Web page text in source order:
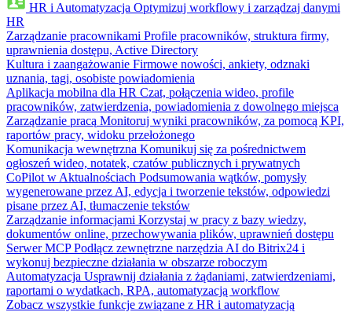
HR i Automatyzacja Optymizuj workflowy i zarządzaj danymi
HR
Zarządzanie pracownikami Profile pracowników, struktura firmy,
uprawnienia dostępu, Active Directory
Kultura i zaangażowanie Firmowe nowości, ankiety, odznaki
uznania, tagi, osobiste powiadomienia
Aplikacja mobilna dla HR Czat, połączenia wideo, profile
pracowników, zatwierdzenia, powiadomienia z dowolnego miejsca
Zarządzanie pracą Monitoruj wyniki pracowników, za pomocą KPI,
raportów pracy, widoku przełożonego
Komunikacja wewnętrzna Komunikuj się za pośrednictwem
ogłoszeń wideo, notatek, czatów publicznych i prywatnych
CoPilot w Aktualnościach Podsumowania wątków, pomysły
wygenerowane przez AI, edycja i tworzenie tekstów, odpowiedzi
pisane przez AI, tłumaczenie tekstów
Zarządzanie informacjami Korzystaj w pracy z bazy wiedzy,
dokumentów online, przechowywania plików, uprawnień dostępu
Serwer MCP Podłącz zewnętrzne narzędzia AI do Bitrix24 i
wykonuj bezpieczne działania w obszarze roboczym
Automatyzacja Usprawnij działania z żądaniami, zatwierdzeniami,
raportami o wydatkach, RPA, automatyzacją workflow
Zobacz wszystkie funkcje związane z HR i automatyzacją